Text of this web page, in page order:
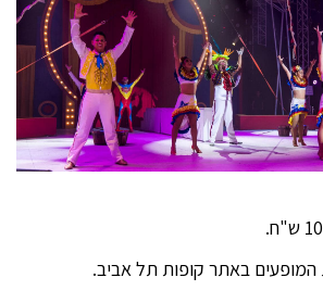
המופעים באתר קופות תל אביב.